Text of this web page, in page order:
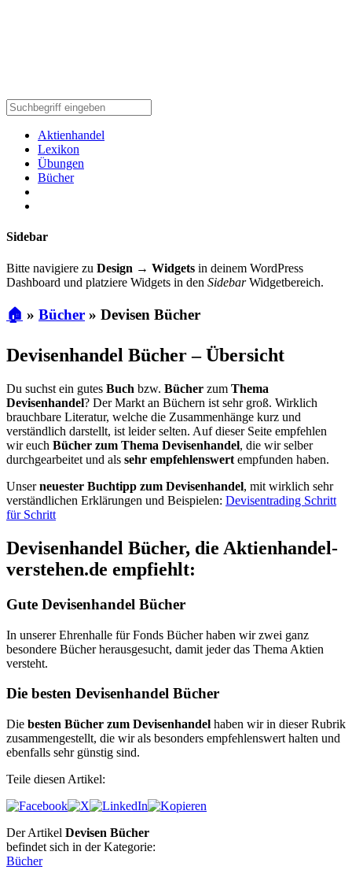
Aktienhandel
Lexikon
Übungen
Bücher
Sidebar
Bitte navigiere zu Design → Widgets in deinem WordPress
Dashboard und platziere Widgets in den SidebarWidgetbereich.
🏠 » Bücher » Devisen Bücher
Devisenhandel Bücher – Übersicht
Du suchst ein gutes Buch bzw. Bücher zum Thema
Devisenhandel? Der Markt an Büchern ist sehr groß. Wirklich
brauchbare Literatur, welche die Zusammenhänge kurz und
verständlich darstellt, ist leider selten. Auf dieser Seite empfehlen
wir euch Bücher zum Thema Devisenhandel, die wir selber
durchgearbeitet und als sehr empfehlenswert empfunden haben.
Unserneuester Buchtipp zum Devisenhandel, mit wirklich sehr
verständlichen Erklärungen und Beispielen: Devisentrading Schritt
für Schritt
Devisenhandel Bücher, die Aktienhandel-
verstehen.de empfiehlt:
Gute Devisenhandel Bücher
In unserer Ehrenhalle für Fonds Bücher haben wir zwei ganz
besondere Bücher herausgesucht, damit jeder das Thema Aktien
versteht.
Die besten Devisenhandel Bücher
Die besten Bücher zum Devisenhandel haben wir in dieser Rubrik
zusammengestellt, die wir als besonders empfehlenswert halten und
ebenfalls sehr günstig sind.
Teile diesen Artikel:
Der Artikel Devisen Bücher
befindet sich in der Kategorie:
Bücher